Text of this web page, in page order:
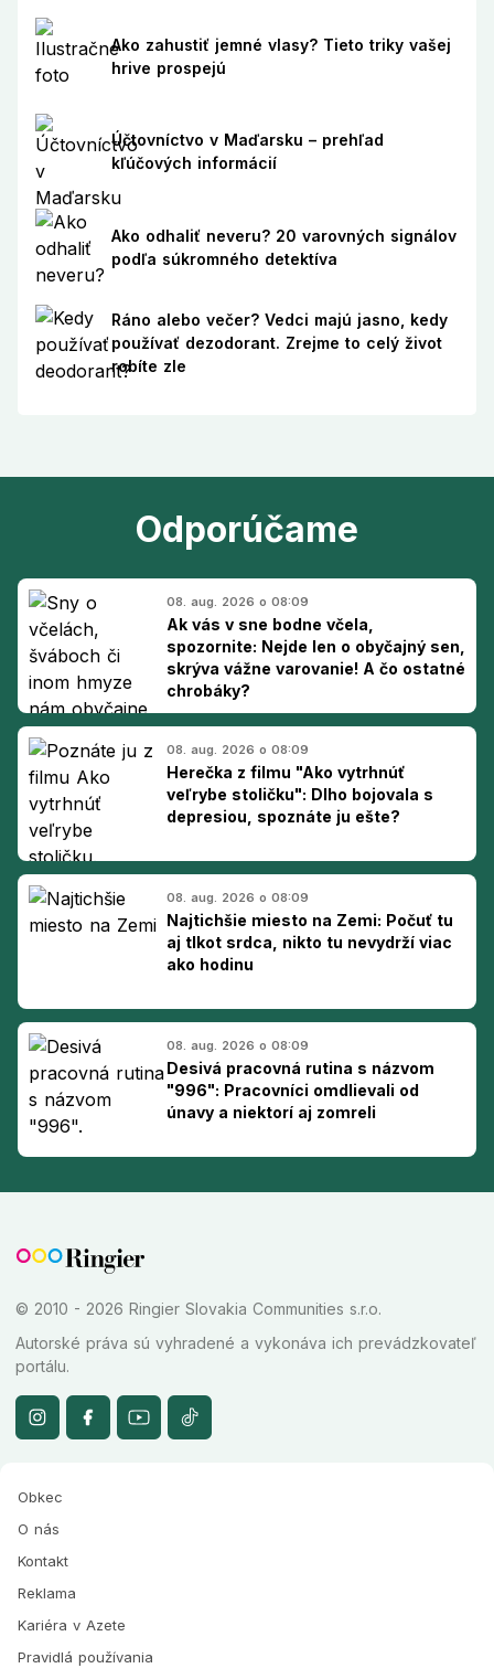
Ako zahustiť jemné vlasy? Tieto triky vašej
hrive prospejú
Účtovníctvo v Maďarsku – prehľad
kľúčových informácií
Ako odhaliť neveru? 20 varovných signálov
podľa súkromného detektíva
Ráno alebo večer? Vedci majú jasno, kedy
používať dezodorant. Zrejme to celý život
robíte zle
Odporúčame
08. aug. 2026 o 08:09
Ak vás v sne bodne včela,
spozornite: Nejde len o obyčajný sen,
skrýva vážne varovanie! A čo ostatné
chrobáky?
08. aug. 2026 o 08:09
Herečka z filmu "Ako vytrhnúť
veľrybe stoličku": Dlho bojovala s
depresiou, spoznáte ju ešte?
08. aug. 2026 o 08:09
Najtichšie miesto na Zemi: Počuť tu
aj tlkot srdca, nikto tu nevydrží viac
ako hodinu
08. aug. 2026 o 08:09
Desivá pracovná rutina s názvom
"996": Pracovníci omdlievali od
únavy a niektorí aj zomreli
© 2010 - 2026 Ringier Slovakia Communities s.r.o.
Autorské práva sú vyhradené a vykonáva ich prevádzkovateľ
portálu.
Obkec
O nás
Kontakt
Reklama
Kariéra v Azete
Pravidlá používania